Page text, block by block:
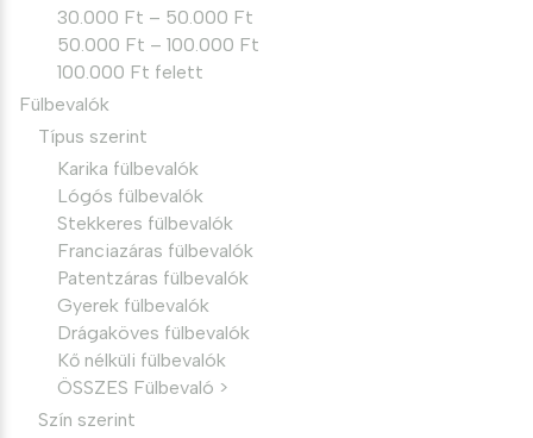
30.000 Ft – 50.000 Ft
50.000 Ft – 100.000 Ft
100.000 Ft felett
Fülbevalók
Típus szerint
Karika fülbevalók
Lógós fülbevalók
Stekkeres fülbevalók
Franciazáras fülbevalók
Patentzáras fülbevalók
Gyerek fülbevalók
Drágaköves fülbevalók
Kő nélküli fülbevalók
ÖSSZES Fülbevaló >
Szín szerint